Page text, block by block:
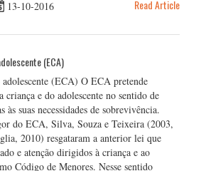
13-10-2016 Read Article
(ECA)
(ECA) O ECA pretende
criança e do adolescente no sentido de
às suas necessidades de sobrevivência.
do ECA, Silva, Souza e Teixeira (2003,
2010) resgataram a anterior lei que
e atenção dirigidos à criança e ao
Código de Menores. Nesse sentido